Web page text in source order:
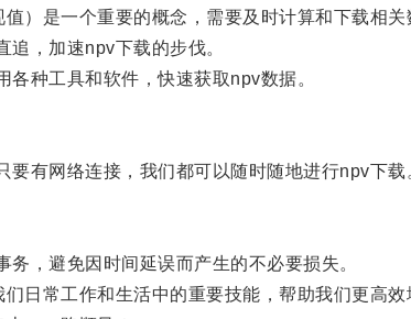
是一个重要的概念，需要及时计算和下载相关
，加速npv下载的步伐。
种工具和软件，快速获取npv数据。
有网络连接，我们都可以随时随地进行npv下载
，避免因时间延误而产生的不必要损失。
常工作和生活中的重要技能，帮助我们更高效